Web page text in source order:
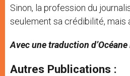
Sinon, la profession du
seulement sa crédibilité, mais
Avec une traduction d’Océane
Autres Publications :